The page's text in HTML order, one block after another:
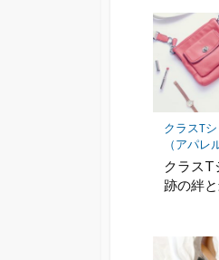
クラスT
（アパレ
クラスT
跡の絆